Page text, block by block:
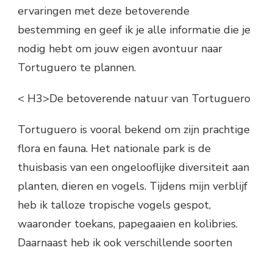
ervaringen met deze betoverende
bestemming en geef ik je alle informatie die je
nodig hebt om jouw eigen avontuur naar
Tortuguero te plannen.
< H3>De betoverende natuur van Tortuguero
Tortuguero is vooral bekend om zijn prachtige
flora en fauna. Het nationale park is de
thuisbasis van een ongelooflijke diversiteit aan
planten, dieren en vogels. Tijdens mijn verblijf
heb ik talloze tropische vogels gespot,
waaronder toekans, papegaaien en kolibries.
Daarnaast heb ik ook verschillende soorten